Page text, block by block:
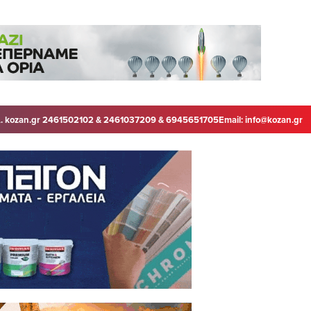
kozan.gr 2461502102 & 2461037209 & 6945651705Email:info@kozan.gr